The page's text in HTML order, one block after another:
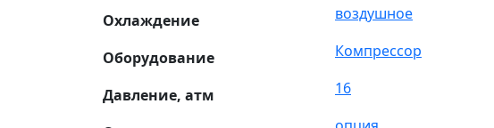
Охлаждение воздушное
Оборудование Компрессор
Давление, атм 16